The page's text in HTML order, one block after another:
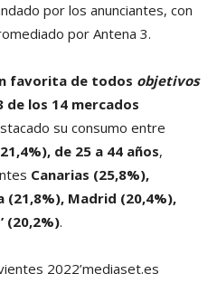
por los anunciantes, con
por Antena 3.
favorita de todos objetivos
de los 14 mercados
su consumo entre
de 25 a 44 años,
Canarias (25,8%),
(21,8%), Madrid (20,4%),
(20,2%).
2022’mediaset.es